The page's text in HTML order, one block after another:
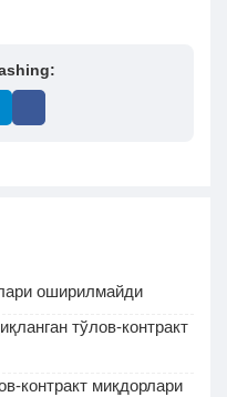
оширилмайди
тўлов-контракт
контракт миқдорлари